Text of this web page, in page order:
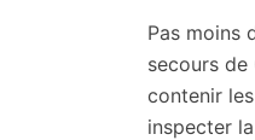
Pas moins
secours
contenir
inspecter